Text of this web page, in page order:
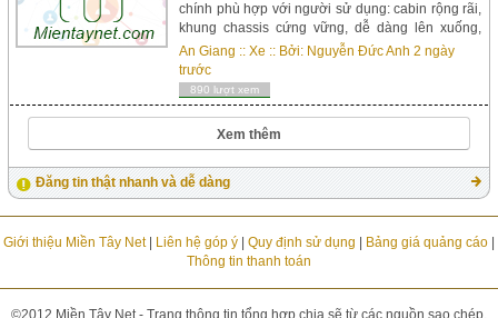
chính phù hợp với người sử dụng: cabin rộng rãi,
khung chassis cứng vững, dễ dàng lên xuống,
góc nhìn rộng giúp lái xe quan sát kĩ , tầm nhìn tối
đa khi lái xe. Đạt tiêu chuẩn khí thải EURO 3.
Trang thiết bị tiêu chuẩn như điều hòa không khí,
cửa sổ điện... tạo...
An Giang ::Xe :: Bởi: Nguyễn Đức Anh 2 ngày
trước
890 lượt xem
Xem thêm
Đăng tin thật nhanh và dễ dàng
Giới thiệu Miền Tây Net| Liên hệ góp ý| Quy định sử dụng Bảng giá quảng cáo|
Thông tin thanh toán
©2012 Miền Tây Net - Trang thông tin tổng hợp chia sẽ từ các nguồn sao chép.